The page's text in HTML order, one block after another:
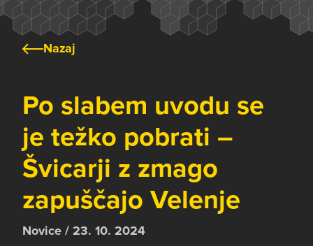
Nazaj
Po slabem uvodu se
je težko pobrati –
Švicarji z zmago
zapuščajo Velenje
Novice / 23. 10. 2024